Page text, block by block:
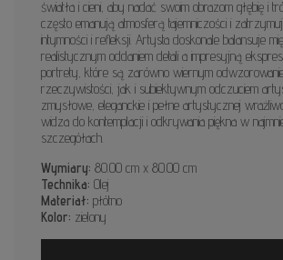
światła i cieni, aby nadać swoim obrazom głębię i
często emanują atmosferą tajemniczości i
intymności i refleksji. Artysta doskonale balansuje
realistycznym oddaniem detali a impresyjną
portrety, które są zarówno wiernym
rzeczywistości, jak i subiektywnym odczuciem
zmysłowe, eleganckie i pełne artystycznej
widza do kontemplacji i odkrywania piękna w
szczegółach.
Wymiary: 80.00 cm x 80.00 cm
Technika: Olej
Materiał: płótno
Kolor: zielony